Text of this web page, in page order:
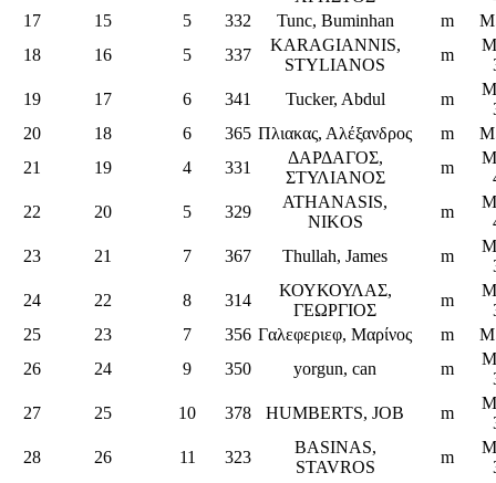
17
15 5 332 Tunc, Buminhan m
18
16 5 337
KARAGIANNIS,
STYLIANOS
m
19
17 6 341 Tucker, Abdul m
20
18 6 365 Πλιακας, Αλέξανδρος m
21
19 4 331
ΔΑΡΔΑΓΟΣ,
ΣΤΥΛΙΑΝΟΣ
m
22
20 5 329
ATHANASIS,
NIKOS
m
23
21 7 367 Thullah, James m
24
22 8 314
ΚΟΥΚΟΥΛΑΣ,
ΓΕΩΡΓΙΟΣ
m
25
23 7 356 Γαλεφεριεφ, Μαρίνος m
26
24 9 350 yorgun, can m
27
25 10 378 HUMBERTS, JOB m
28
26 11 323
BASINAS,
STAVROS
m